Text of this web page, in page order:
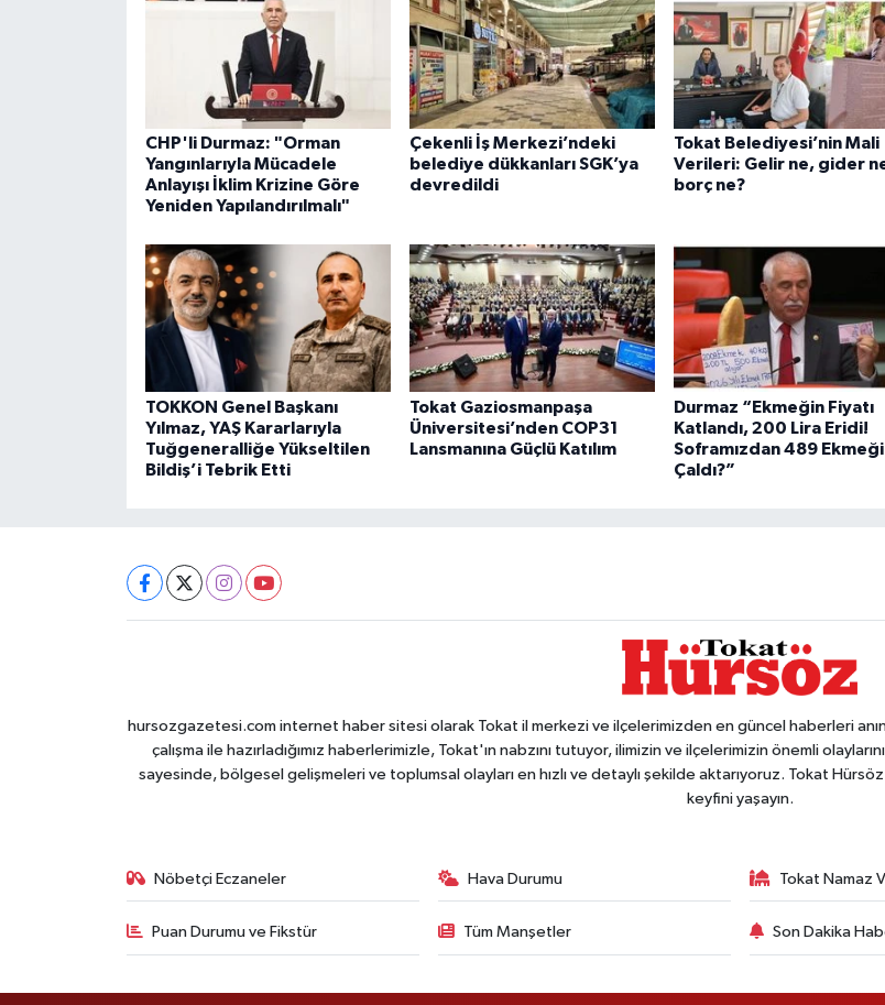
CHP'li Durmaz: "Orman
Yangınlarıyla Mücadele
Anlayışı İklim Krizine Göre
Yeniden Yapılandırılmalı"
Çekenli İş Merkezi’ndeki
belediye dükkanları SGK’ya
devredildi
Tokat Belediyesi’nin Mali
Verileri: Gelir ne, gider
borç ne?
TOKKON Genel Başkanı
Yılmaz, YAŞ Kararlarıyla
Tuğgeneralliğe Yükseltilen
Bildiş’i Tebrik Etti
Tokat Gaziosmanpaşa
Üniversitesi’nden COP31
Lansmanına Güçlü Katılım
Durmaz “Ekmeğin Fiyatı
Katlandı, 200 Lira Eridi!
Soframızdan 489
Çaldı?”
hursozgazetesi.com internet haber sitesi olarak Tokat il merkezi ve ilçelerimizden en güncel haberleri
çalışma ile hazırladığımız haberlerimizle, Tokat'ın nabzını tutuyor, ilimizin ve ilçelerimizin önemli
sayesinde, bölgesel gelişmeleri ve toplumsal olayları en hızlı ve detaylı şekilde aktarıyoruz. Tokat
keyfini yaşayın.
Nöbetçi Eczaneler Hava Durumu Tokat Namaz
Puan Durumu ve Fikstür Tüm Manşetler Son Dakika